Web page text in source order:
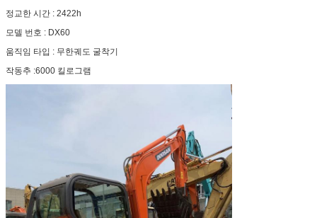
정교한 시간 : 2422h
모델 번호 : DX60
움직임 타입 : 무한궤도 굴착기
작동추 :6000 킬로그램